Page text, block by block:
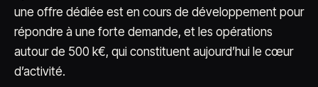
une offre dédiée est en cours de développement pour
répondre à une forte demande, et les opérations
autour de 500 k€, qui constituent aujourd’hui le cœur
d’activité.